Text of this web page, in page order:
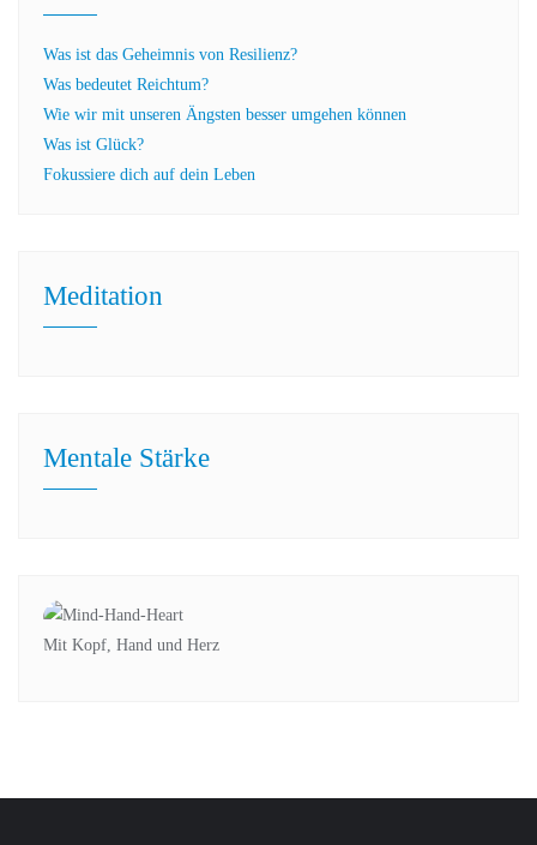
Was ist das Geheimnis von Resilienz?
Was bedeutet Reichtum?
Wie wir mit unseren Ängsten besser umgehen können
Was ist Glück?
Fokussiere dich auf dein Leben
Meditation
Mentale Stärke
Mit Kopf, Hand und Herz